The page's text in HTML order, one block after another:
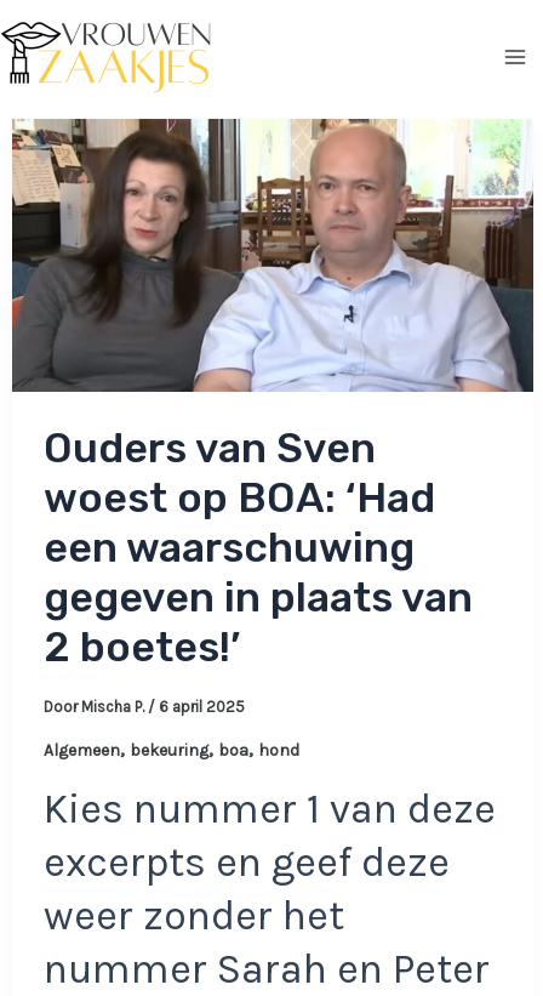
naar
de
Ouders van Sven
woest op BOA: ‘Had
een waarschuwing
gegeven in plaats van
2 boetes!’
Door Mischa P. / 6 april 2025
Algemeen, bekeuring, boa, hond
Kies nummer 1 van deze
excerpts en geef deze
weer zonder het
nummer Sarah en Peter